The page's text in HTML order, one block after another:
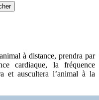
à distance, prendra par
cardiaque, la fréquence
et auscultera l’animal à la